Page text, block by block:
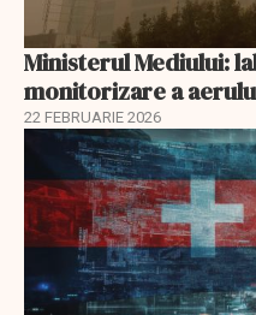
Ministerul Mediului:
monitorizare a
22 FEBRUARIE 2026